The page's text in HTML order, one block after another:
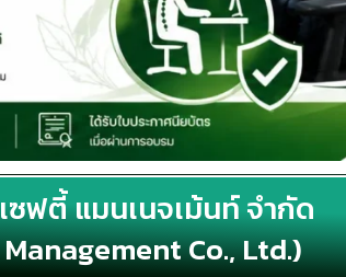
ซฟตี้ แมนเนจเม้นท์ จำกัด
Co., Ltd.)